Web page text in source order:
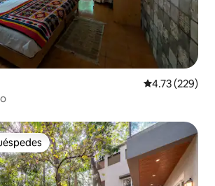
Calificación
4.73 (229)